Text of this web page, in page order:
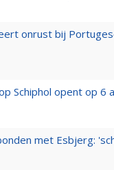
onrust bij
Schiphol opent op 6
met Esbjerg: